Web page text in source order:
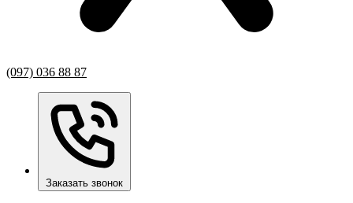
(097) 036 88 87
Заказать звонок